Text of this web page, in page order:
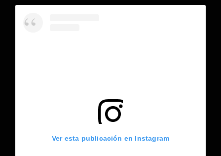
Ver esta publicación en Instagram